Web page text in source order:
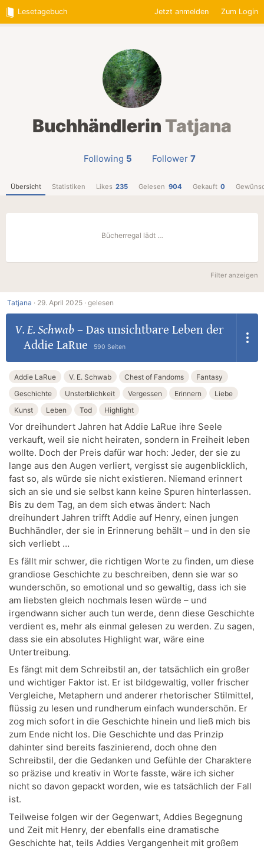
Lesetagebuch Jetzt anmelden Zum Login
Buchhändlerin Tatjana
Following 5 Follower 7
Übersicht Statistiken Likes 235 Gelesen 904 Gekauft 0
Bücherregal lädt …
Filter anzeigen
Tatjana · 29. April 2025 · gelesen
V. E. Schwab– Das unsichtbare Leben der
Addie LaRue
590 Seiten
Addie LaRue V. E. Schwab Chest of Fandoms
Fantasy
Geschichte
Unsterblichkeit Vergessen Erinnern
Liebe
Kunst
Leben Tod Highlight
Vor dreihundert Jahren hat Addie LaRue ihre Seele
verkauft, weil sie nicht heiraten, sondern in Freiheit leben
wollte. Doch der Preis dafür war hoch: Jeder, der sie zu
lange aus den Augen verliert, vergisst sie augenblicklich,
fast so, als würde sie nicht existieren. Niemand erinnert
sich an sie und sie selbst kann keine Spuren hinterlassen.
Bis zu dem Tag, an dem sich etwas ändert: Nach
dreihundert Jahren trifft Addie auf Henry, einen jungen
Buchhändler, der sie in Erinnerung behält – und in den sie
sich verliebt …
Es fällt mir schwer, die richtigen Worte zu finden, um diese
grandiose Geschichte zu beschreiben, denn sie war so
wunderschön, so emotional und so gewaltig, dass ich sie
am liebsten gleich nochmals lesen würde – und
irgendwann sicher auch tun werde, denn diese Geschichte
verdient es, mehr als einmal gelesen zu werden. Zu sagen,
dass sie ein absolutes Highlight war, wäre eine
Untertreibung.
Es fängt mit dem Schreibstil an, der tatsächlich ein großer
und wichtiger Faktor ist. Er ist bildgewaltig, voller frischer
Vergleiche, Metaphern und anderer rhetorischer Stilmittel,
flüssig zu lesen und rundherum einfach wunderschön. Er
zog mich sofort in die Geschichte hinein und ließ mich bis
zum Ende nicht los. Die Geschichte und das Prinzip
dahinter sind bereits faszinierend, doch ohne den
Schreibstil, der die Gedanken und Gefühle der Charaktere
so präzise und kreativ in Worte fasste, wäre ich sicher
nicht so davon gepackt worden, wie es tatsächlich der Fall
ist.
Teilweise folgen wir der Gegenwart, Addies Begegnung
und Zeit mit Henry, der ebenfalls eine dramatische
Geschichte hat, teils Addies Vergangenheit mit großem